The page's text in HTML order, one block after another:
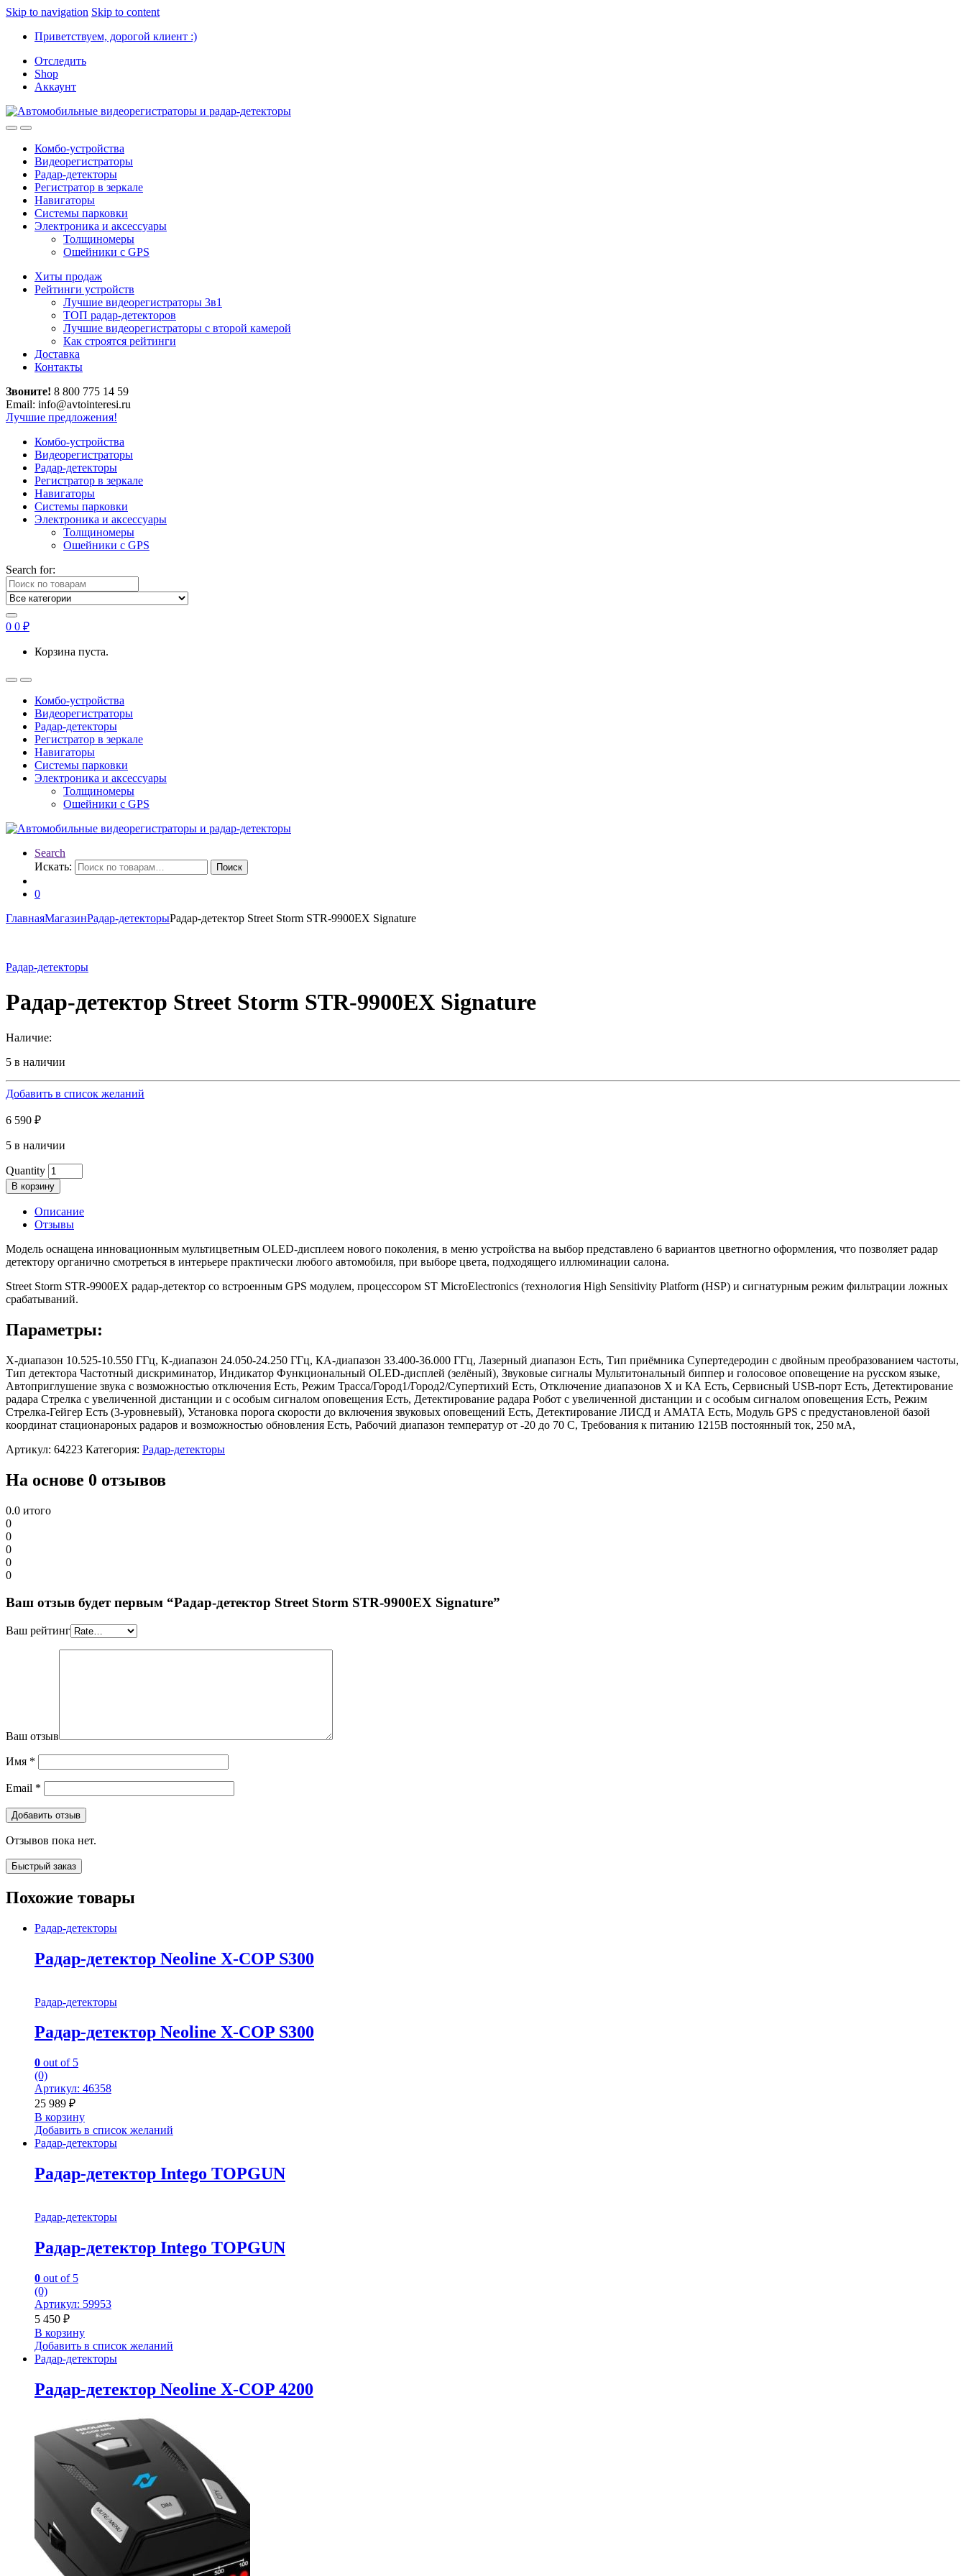
Skip to navigation Skip to content
Приветствуем, дорогой клиент :)
Отследить
Shop
Аккаунт
Комбо-устройства
Видеорегистраторы
Радар-детекторы
Регистратор в зеркале
Навигаторы
Системы парковки
Электроника и аксессуары
Толщиномеры
Ошейники с GPS
Хиты продаж
Рейтинги устройств
Лучшие видеорегистраторы 3в1
ТОП радар-детекторов
Лучшие видеорегистраторы с второй камерой
Как строятся рейтинги
Доставка
Контакты
Звоните! 8 800 775 14 59
Email: info@avtointeresi.ru
Лучшие предложения!
Комбо-устройства
Видеорегистраторы
Радар-детекторы
Регистратор в зеркале
Навигаторы
Системы парковки
Электроника и аксессуары
Толщиномеры
Ошейники с GPS
Search for:
0 0 ₽
Корзина пуста.
Комбо-устройства
Видеорегистраторы
Радар-детекторы
Регистратор в зеркале
Навигаторы
Системы парковки
Электроника и аксессуары
Толщиномеры
Ошейники с GPS
Search
Искать:
Поиск
0
ГлавнаяМагазинРадар-детекторыРадар-детектор Street Storm STR-9900EX Signature
Радар-детекторы
Радар-детектор Street Storm STR-9900EX Signature
Наличие:
5 в наличии
Добавить в список желаний
6 590 ₽
5 в наличии
Quantity
В корзину
Описание
Отзывы
Модель оснащена инновационным мультицветным OLED-дисплеем нового поколения, в меню устройства на выбор представлено 6 вариантов цветногно оформления, что позволяет радар
детектору органично смотреться в интерьере практически любого автомобиля, при выборе цвета, подходящего иллюминации салона.
Street Storm STR-9900EX радар-детектор со встроенным GPS модулем, процессором ST MicroElectronics (технология High Sensitivity Platform (HSP) и сигнатурным режим фильтрации ложных
срабатываний.
Параметры:
X-диапазон 10.525-10.550 ГГц, К-диапазон 24.050-24.250 ГГц, КА-диапазон 33.400-36.000 ГГц, Лазерный диапазон Есть, Тип приёмника Супертедеродин с двойным преобразованием частоты,
Тип детектора Частотный дискриминатор, Индикатор Функциональный OLED-дисплей (зелёный), Звуковые сигналы Мультитональный биппер и голосовое оповещение на русском языке,
Автоприглушение звука с возможностью отключения Есть, Режим Трасса/Город1/Город2/Супертихий Есть, Отключение диапазонов Х и КА Есть, Сервисный USB-порт Есть, Детектирование
радара Стрелка с увеличенной дистанции и с особым сигналом оповещения Есть, Детектирование радара Робот с увеличенной дистанции и с особым сигналом оповещения Есть, Режим
Стрелка-Гейгер Есть (3-уровневый), Установка порога скорости до включения звуковых оповещений Есть, Детектирование ЛИСД и АМАТА Есть, Модуль GPS с предустановленой базой
координат стационароных радаров и возможностью обновления Есть, Рабочий диапазон температур от -20 до 70 С, Требования к питанию 1215B постоянный ток, 250 мА,
Артикул: 64223 Категория: Радар-детекторы
На основе 0 отзывов
0.0 итого
0
0
0
0
0
Ваш отзыв будет первым “Радар-детектор Street Storm STR-9900EX Signature”
Ваш рейтинг
Ваш отзыв
Имя *
Email *
Отзывов пока нет.
Быстрый заказ
Похожие товары
Радар-детекторы
Радар-детектор Neoline X-COP S300
Радар-детекторы
Радар-детектор Neoline X-COP S300
0 out of 5
(0)
Артикул: 46358
25 989 ₽
В корзину
Добавить в список желаний
Радар-детекторы
Радар-детектор Intego TOPGUN
Радар-детекторы
Радар-детектор Intego TOPGUN
0 out of 5
(0)
Артикул: 59953
5 450 ₽
В корзину
Добавить в список желаний
Радар-детекторы
Радар-детектор Neoline X-COP 4200